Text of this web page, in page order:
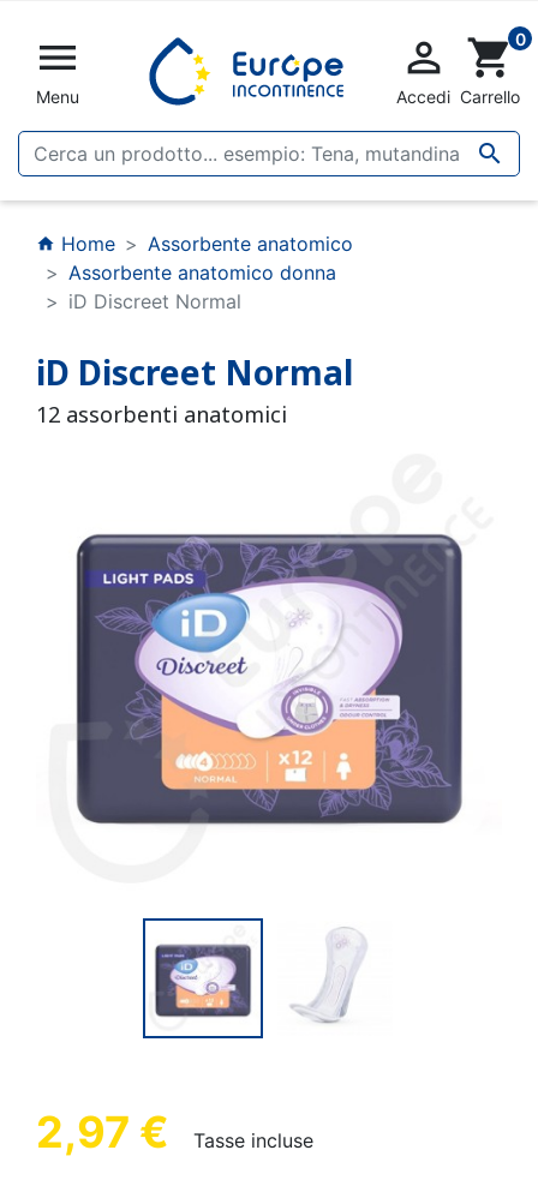

Menu


Accedi
shopping_cart0
Carrello
home Home
Assorbente anatomico
Assorbente anatomico donna
iD Discreet Normal
iD Discreet Normal
12 assorbenti anatomici
2,97 € Tasse incluse